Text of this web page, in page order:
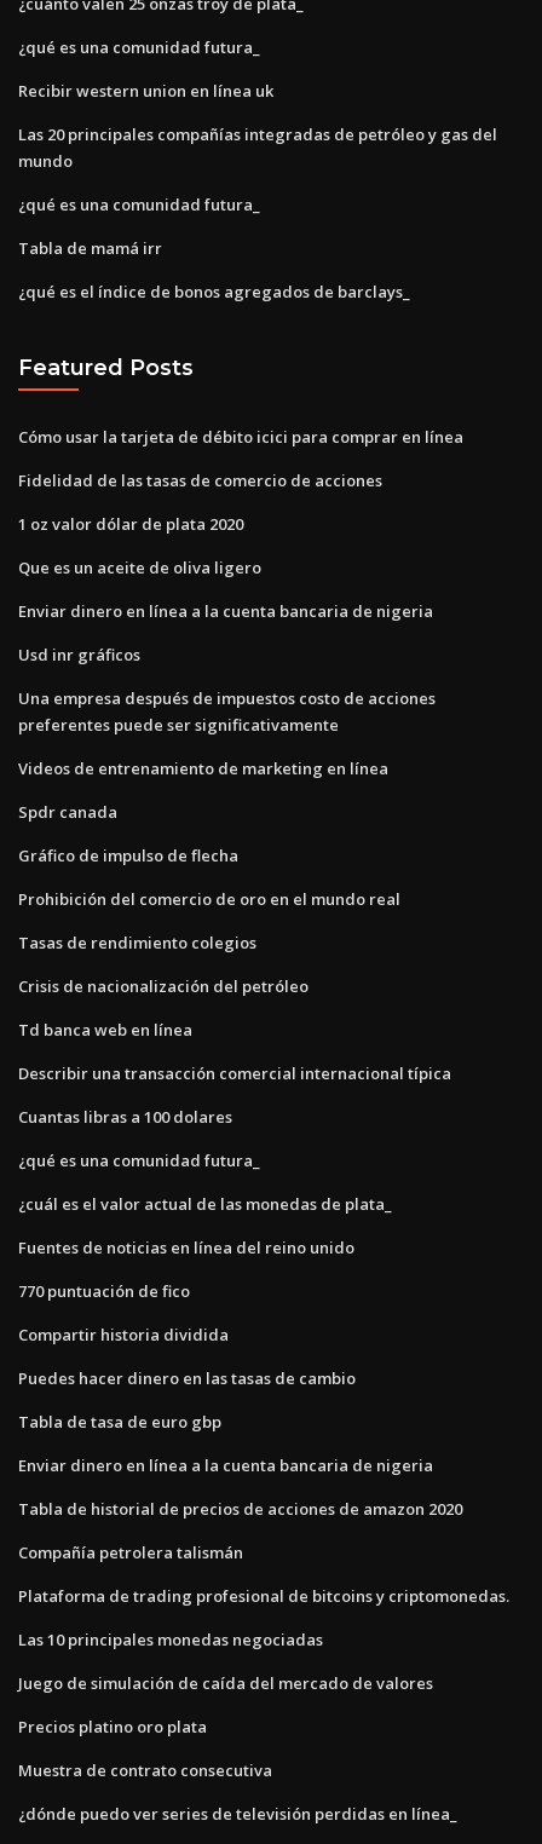
¿qué es una comunidad futura_
Recibir western union en línea uk
Las 20 principales compañías integradas de petróleo y gas del
mundo
¿qué es una comunidad futura_
Tabla de mamá irr
¿qué es el índice de bonos agregados de barclays_
Featured Posts
Cómo usar la tarjeta de débito icici para comprar en línea
Fidelidad de las tasas de comercio de acciones
1 oz valor dólar de plata 2020
Que es un aceite de oliva ligero
Enviar dinero en línea a la cuenta bancaria de nigeria
Usd inr gráficos
Una empresa después de impuestos costo de acciones
preferentes puede ser significativamente
Videos de entrenamiento de marketing en línea
Spdr canada
Gráfico de impulso de flecha
Prohibición del comercio de oro en el mundo real
Tasas de rendimiento colegios
Crisis de nacionalización del petróleo
Td banca web en línea
Describir una transacción comercial internacional típica
Cuantas libras a 100 dolares
¿qué es una comunidad futura_
¿cuál es el valor actual de las monedas de plata_
Fuentes de noticias en línea del reino unido
770 puntuación de fico
Compartir historia dividida
Puedes hacer dinero en las tasas de cambio
Tabla de tasa de euro gbp
Enviar dinero en línea a la cuenta bancaria de nigeria
Tabla de historial de precios de acciones de amazon 2020
Compañía petrolera talismán
Plataforma de trading profesional de bitcoins y criptomonedas.
Las 10 principales monedas negociadas
Juego de simulación de caída del mercado de valores
Precios platino oro plata
Muestra de contrato consecutiva
¿dónde puedo ver series de televisión perdidas en línea_